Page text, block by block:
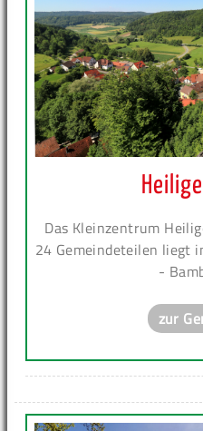
Das Kleinzentrum
24 Gemeindeteilen liegt
-
zur